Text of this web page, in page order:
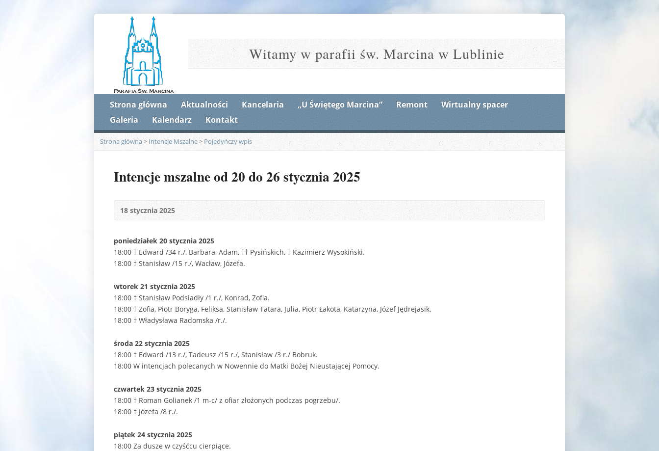
Witamy w parafii św. Marcina w Lublinie
Strona główna Aktualności Kancelaria „U Świętego Marcina” Remont
Wirtualny spacer
Galeria
Kalendarz Kontakt
Strona główna>Intencje Mszalne> Pojedyńczy wpis
Intencje mszalne od 20 do 26 stycznia 2025
18 stycznia 2025
poniedziałek 20 stycznia 2025
18:00 † Edward /34 r./, Barbara, Adam, †† Pysińskich, † Kazimierz Wysokiński.
18:00 † Stanisław /15 r./, Wacław, Józefa.
wtorek 21 stycznia 2025
18:00 † Stanisław Podsiadły /1 r./, Konrad, Zofia.
18:00 † Zofia, Piotr Boryga, Feliksa, Stanisław Tatara, Julia, Piotr Łakota, Katarzyna, Józef Jędrejasik.
18:00 † Władysława Radomska /r./.
środa 22 stycznia 2025
18:00 † Edward /13 r./, Tadeusz /15 r./, Stanisław /3 r./ Bobruk.
18:00 W intencjach polecanych w Nowennie do Matki Bożej Nieustającej Pomocy.
czwartek 23 stycznia 2025
18:00 † Roman Golianek /1 m-c/ z ofiar złożonych podczas pogrzebu/.
18:00 † Józefa /8 r./.
piątek 24 stycznia 2025
18:00 Za dusze w czyśćcu cierpiące.